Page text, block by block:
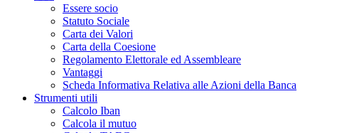
Essere socio
Statuto Sociale
Carta dei Valori
Carta della Coesione
Regolamento Elettorale ed Assembleare
Vantaggi
Scheda Informativa Relativa alle Azioni della Banca
Strumenti utili
Calcolo Iban
Calcola il mutuo